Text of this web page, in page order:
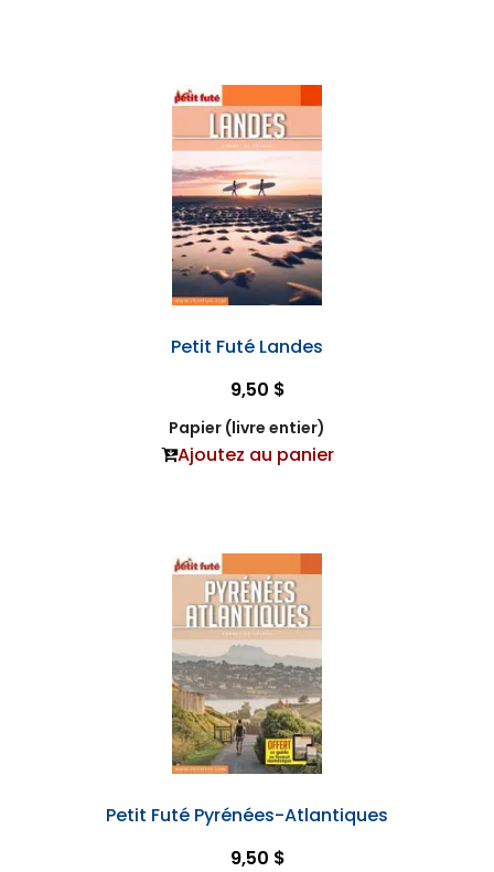
Petit Futé Landes
9,50 $
Papier (livre entier)
Ajoutez au panier
Petit Futé Pyrénées-Atlantiques
9,50 $